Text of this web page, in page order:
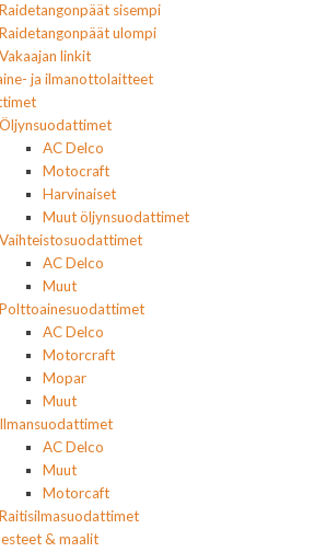
Raidetangonpäät sisempi
Raidetangonpäät ulompi
Vakaajan linkit
ja ilmanottolaitteet
Öljynsuodattimet
AC Delco
Motocraft
Harvinaiset
Muut öljynsuodattimet
Vaihteistosuodattimet
AC Delco
Muut
Polttoainesuodattimet
AC Delco
Motorcraft
Mopar
Muut
Ilmansuodattimet
AC Delco
Muut
Motorcaft
Raitisilmasuodattimet
& maalit